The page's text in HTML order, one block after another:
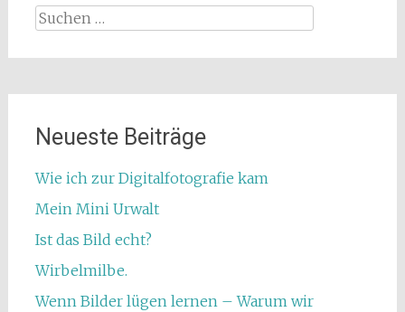
Suchen
Neueste Beiträge
Wie ich zur Digitalfotografie kam
Mein Mini Urwalt
Ist das Bild echt?
Wirbelmilbe.
Wenn Bilder lügen lernen – Warum wir